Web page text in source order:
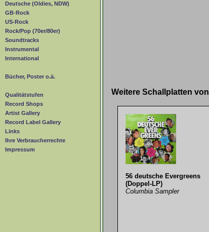
Deutsche (Oldies, NDW)
GB-Rock
US-Rock
Rock/Pop (70er/80er)
Soundtracks
Instrumental
International
Bücher, Poster o.ä.
Qualitätstufen
Record Shops
Artist Gallery
Record Label Gallery
Links
Ihre Verbraucherrechte
Impressum
Weitere Schallplatten
56 deutsche Evergreens
(Doppel-LP)
Columbia Sampler